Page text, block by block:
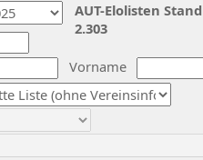
Vorname
AUT-Elolisten
2.303